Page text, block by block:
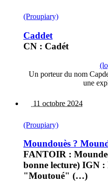
(Proupiary)
Caddet
CN : Cadét
Un porteur du nom
une
11 octobre 2024
(Proupiary)
Moundouès ?
FANTOIR :
bonne lecture) IGN
"Moutoué" (…)